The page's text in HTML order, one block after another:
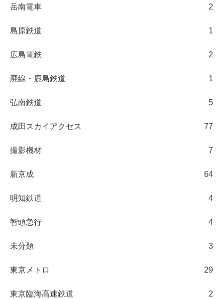
岳南電車 2
島原鉄道 1
広島電鉄 2
廃線・鹿島鉄道 1
弘南鉄道 5
成田スカイアクセス 77
撮影機材 7
新京成 64
明知鉄道 4
智頭急行 4
未分類 3
東京メトロ 29
東京臨海高速鉄道 2